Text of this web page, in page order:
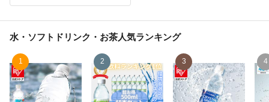
水・ソフトドリンク・お茶人気ランキング
1 2 3 4